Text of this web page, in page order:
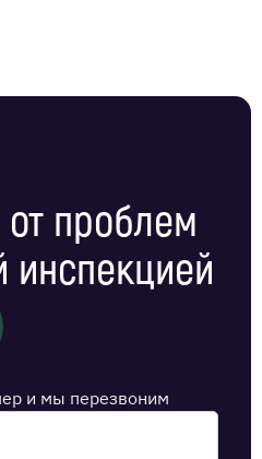
проблем
инспекцией
и мы перезвоним